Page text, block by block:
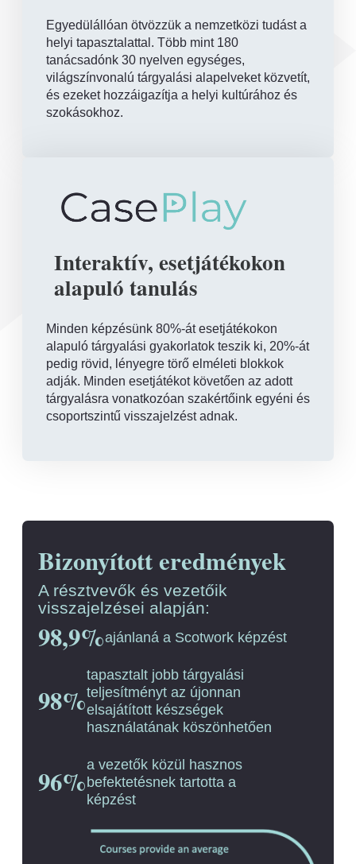
Egyedülállóan ötvözzük a nemzetközi tudást a
helyi tapasztalattal. Több mint 180
tanácsadónk 30 nyelven egységes,
világszínvonalú tárgyalási alapelveket közvetít,
és ezeket hozzáigazítja a helyi kultúrához és
szokásokhoz.
Interaktív, esetjátékokon
alapuló tanulás
Minden képzésünk 80%-át esetjátékokon
alapuló tárgyalási gyakorlatok teszik ki, 20%-át
pedig rövid, lényegre törő elméleti blokkok
adják. Minden esetjátékot követően az adott
tárgyalásra vonatkozóan szakértőink egyéni és
csoportszintű visszajelzést adnak.
Bizonyított eredmények
A résztvevők és vezetőik
visszajelzései alapján:
98,9%ajánlaná a Scotwork képzést
98%
tapasztalt jobb tárgyalási
teljesítményt az újonnan
elsajátított készségek
használatának köszönhetően
96%a vezetők közül hasznos
befektetésnek tartotta a
képzést